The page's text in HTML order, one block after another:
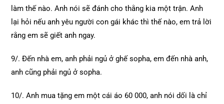
làm thế nào. Anh nói sẽ đánh cho thằng kia một trận. Anh
lại hỏi nếu anh yêu người con gái khác thì thế nào, em trả lời
rằng em sẽ giết anh ngay.
9/. Đến nhà em, anh phải ngủ ở ghế sopha, em đến nhà anh,
anh cũng phải ngủ ở sopha.
10/. Anh mua tặng em một cái áo 60 000, anh nói dối là chỉ